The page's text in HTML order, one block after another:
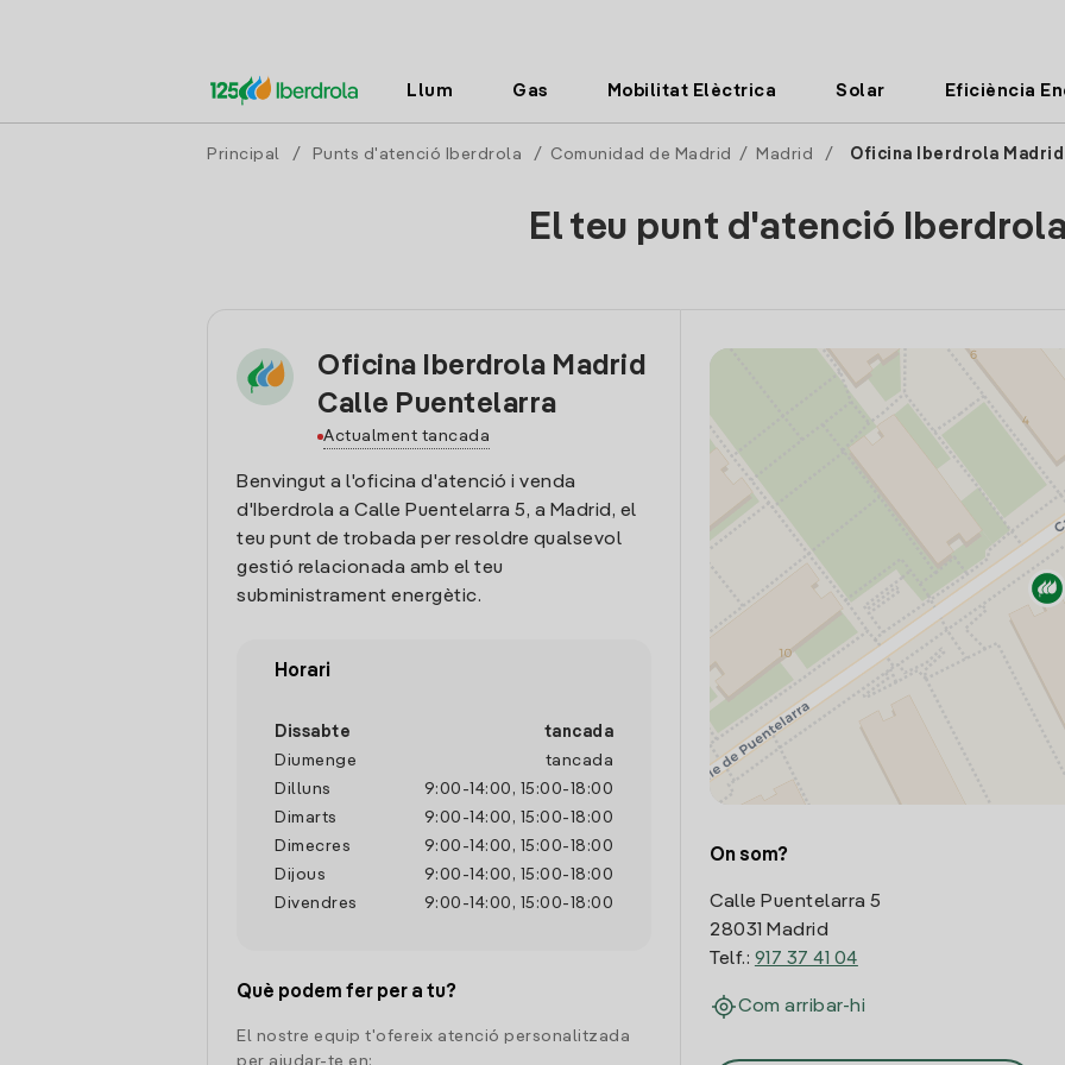
Llum Gas Mobilitat Elèctrica Solar Eficiència
Principal / Punts d'atenció Iberdrola / Comunidad de Madrid / Madrid / Oficina Iberdrola
El teu punt d'atenció
Oficina Iberdrola Madrid
Calle Puentelarra
Actualment tancada
Benvingut a l'oficina d'atenció i venda
d'Iberdrola a Calle Puentelarra 5, a Madrid, el
teu punt de trobada per resoldre qualsevol
gestió relacionada amb el teu
subministrament energètic.
Horari
Dissabte
tancada
Diumenge
tancada
Dilluns
9:00 - 14:00 , 15:00- 18:00
Dimarts
9:00 - 14:00 , 15:00- 18:00
Dimecres
9:00 - 14:00 , 15:00- 18:00
Dijous
9:00 - 14:00 , 15:00- 18:00
Divendres
9:00 - 14:00 , 15:00- 18:00
Què podem fer per a tu?
El nostre equip t'ofereix atenció personalitzada
per ajudar-te en:
On som?
Calle Puentelarra 5
28031 Madrid
Telf.: 917 37 41 04
Com arribar-hi